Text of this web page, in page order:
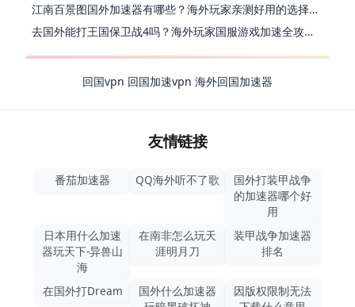
江南百景图国外加速器有哪些？海外玩家亲测好用的选择与避坑指南
去国外能打王国保卫战4吗？海外玩家国服游戏加速全攻略（附公主连结幻想江湖实测）
回国vpn 回国加速vpn 海外回国加速器
友情链接
番茄加速器 QQ海外听不了歌
国外打装甲战争
的加速器哪个好
用
日本用什么加速
器玩天下-异兽山
海
在南非怎么玩天
涯明月刀
装甲战争加速器
排名
在国外打Dream
国外什么加速器
因版权限制无法